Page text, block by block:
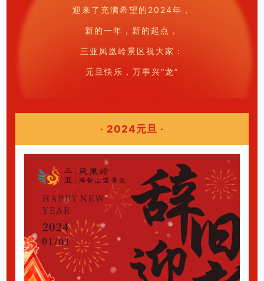
迎来了充满希望的2024年，
新的一年，新的起点，
三亚凤凰岭景区祝大家：
元旦快乐，万事兴“龙”
· 2024元旦 ·